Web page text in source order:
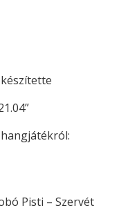
Pisti – Szervét